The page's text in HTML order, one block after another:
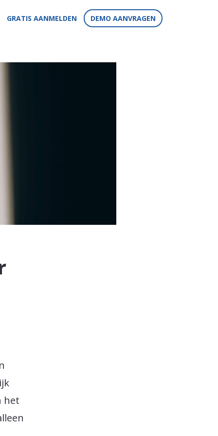
GRATIS AANMELDEN DEMO AANVRAGEN
het